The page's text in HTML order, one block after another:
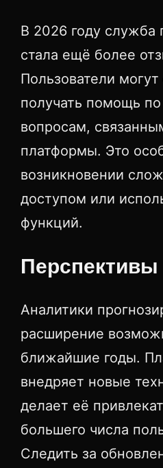
В 2026 году служба
стала ещё более
Пользователи
получать помощь
вопросам,
платформы. Это
возникновении
доступом или
функций.
Перспективы
Аналитики
расширение
ближайшие годы.
внедряет новые
делает её
большего числа
Следить за